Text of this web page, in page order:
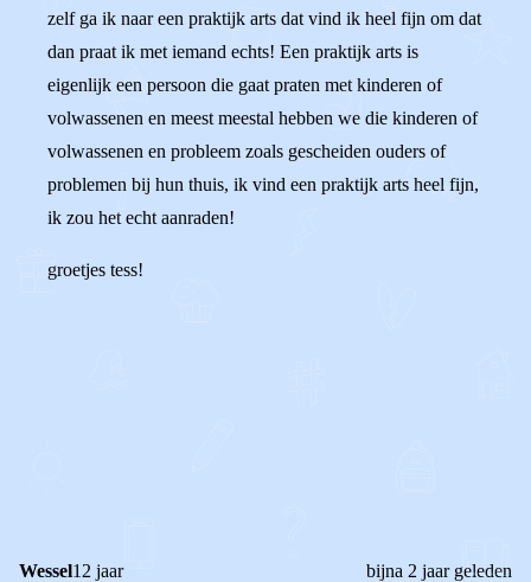
zelf ga ik naar een praktijk arts dat vind ik heel fijn om dat
dan praat ik met iemand echts! Een praktijk arts is
eigenlijk een persoon die gaat praten met kinderen of
volwassenen en meest meestal hebben we die kinderen of
volwassenen en probleem zoals gescheiden ouders of
problemen bij hun thuis, ik vind een praktijk arts heel fijn,
ik zou het echt aanraden!
groetjes tess!
Wessel12 jaar bijna 2 jaar geleden